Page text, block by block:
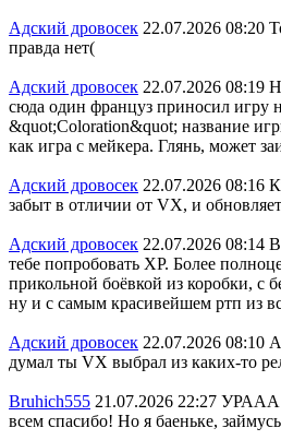
Адский дровосек 22.07.2026 08:20
правда нет(
Адский дровосек 22.07.2026 08:19
сюда один француз приносил игру
&quot;Coloration&quot; название
как игра с мейкера. Глянь, может
Адский дровосек 22.07.2026 08:16
забыт в отличии от VX, и
Адский дровосек 22.07.2026 08:14 В
тебе попробовать XP. Более
прикольной боёвкой из коробки, с
ну и с самым красивейшем ртп из
Адский дровосек 22.07.2026 08:10
думал ты VX выбрал из каких-то
Bruhich555 21.07.2026 22:27 УРААА
всем спасибо! Но я баеньке,